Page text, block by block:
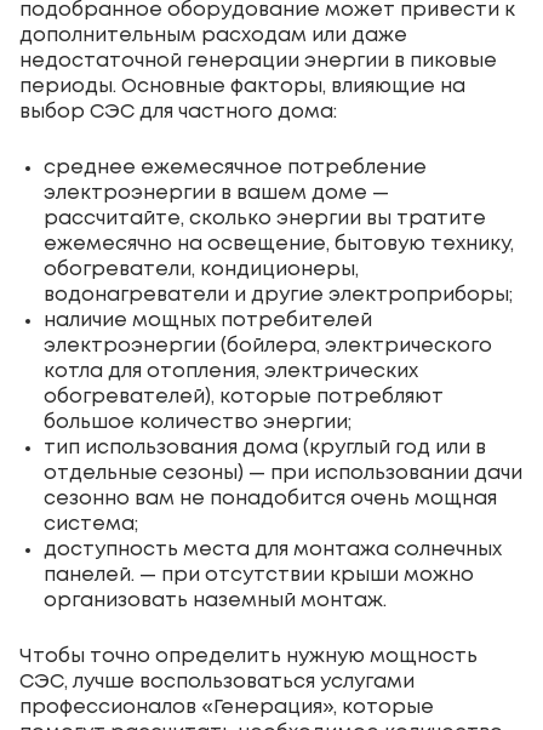
подобранное оборудование может привести к
дополнительным расходам или даже
недостаточной генерации энергии в пиковые
периоды. Основные факторы, влияющие на
выбор СЭС для частного дома:
среднее ежемесячное потребление
электроэнергии в вашем доме —
рассчитайте, сколько энергии вы тратите
ежемесячно на освещение, бытовую технику,
обогреватели, кондиционеры,
водонагреватели и другие электроприборы;
наличие мощных потребителей
электроэнергии (бойлера, электрического
котла для отопления, электрических
обогревателей), которые потребляют
большое количество энергии;
тип использования дома (круглый год или в
отдельные сезоны) — при использовании дачи
сезонно вам не понадобится очень мощная
система;
доступность места для монтажа солнечных
панелей. — при отсутствии крыши можно
организовать наземный монтаж.
Чтобы точно определить нужную мощность
СЭС, лучше воспользоваться услугами
профессионалов «Генерация», которые